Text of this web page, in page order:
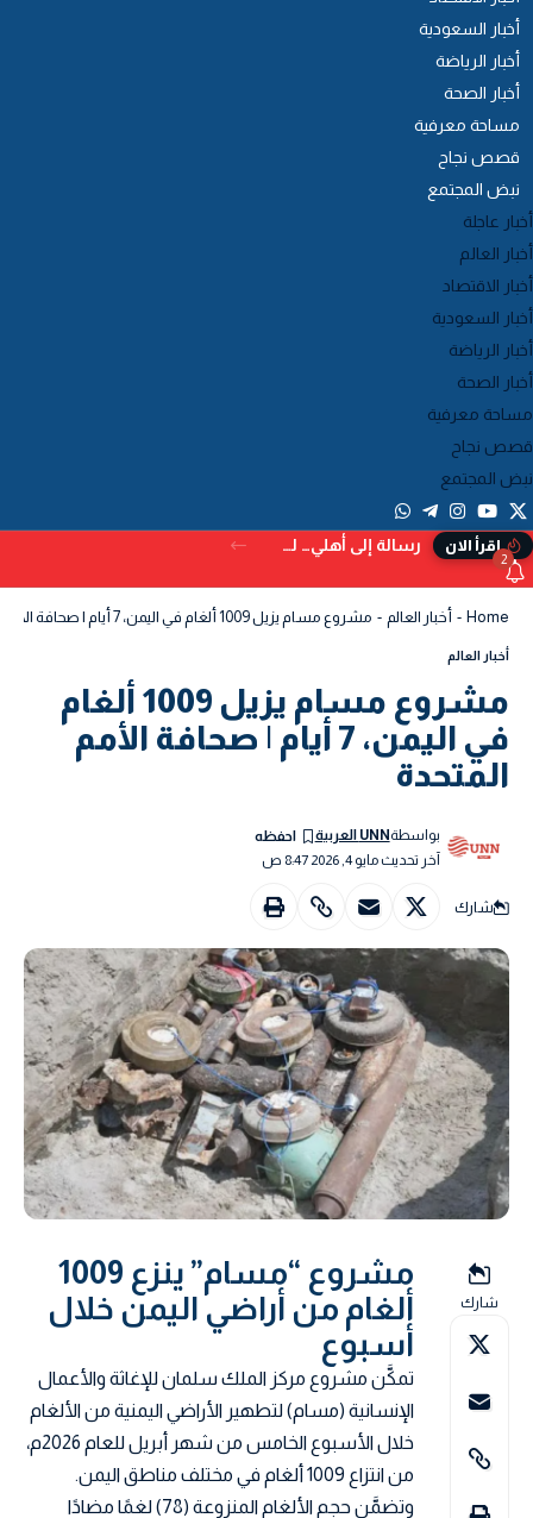
أخبار السعودية
أخبار الرياضة
أخبار الصحة
مساحة معرفية
قصص نجاح
نبض المجتمع
عاجلة
العالم
الاقتصاد
السعودية
الرياضة
الصحة
معرفية
نجاح
المجتمع
إقرأ الان رسالة إلى أهلي… لم تُكتب في الدنيا
2
Home أخبار العالم مشروع مسام يزيل 1009 ألغام في اليمن، 7 أيام | صحافة الأمم المتحدة
أخبار العالم
مشروع مسام يزيل 1009 ألغام
في اليمن، 7 أيام | صحافة الأمم
المتحدة
آخر تحديث مايو 4, 2026 8:47 ص
بواسطةUNN العربية
شارك
شارك
مشروع “مسام” ينزع 1009
ألغام من أراضي اليمن خلال
أسبوع
تمكَّن مشروع مركز الملك سلمان للإغاثة والأعمال
الإنسانية (مسام) لتطهير الأراضي اليمنية من الألغام
خلال الأسبوع الخامس من شهر أبريل للعام 2026م،
من انتزاع 1009 ألغام في مختلف مناطق اليمن.
وتضمَّن حجم الألغام المنزوعة (78) لغمًا مضادًا